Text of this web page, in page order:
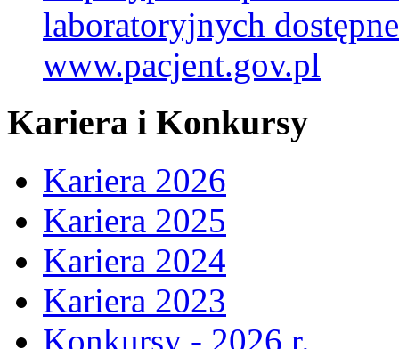
laboratoryjnych
www.pacjent.gov.pl
Kariera i Konkursy
Kariera 2026
Kariera 2025
Kariera 2024
Kariera 2023
Konkursy - 2026 r.